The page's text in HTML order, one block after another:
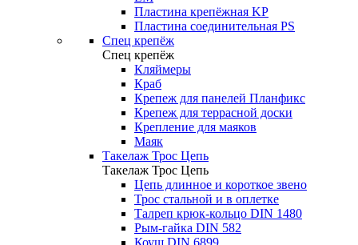
Пластина крепёжная KP
Пластина соединительная PS
Спец крепёж
Спец крепёж
Кляймеры
Краб
Крепеж для панелей Планфикс
Крепеж для террасной доски
Крепление для маяков
Маяк
Такелаж Трос Цепь
Такелаж Трос Цепь
Цепь длинное и короткое звено
Трос стальной и в оплетке
Талреп крюк-кольцо DIN 1480
Рым-гайка DIN 582
Коуш DIN 6899